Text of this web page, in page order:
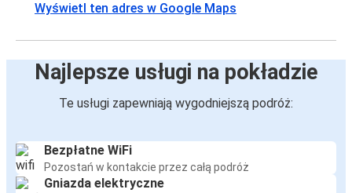
Wyświetl ten adres w Google Maps
Najlepsze usługi na pokładzie
Te usługi zapewniają wygodniejszą podróż:
Bezpłatne WiFi
Pozostań w kontakcie przez całą podróż
Gniazda elektryczne